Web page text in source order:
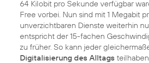
64 Kilobit pro Sekunde verfügbar
Free vorbei. Nun sind mit 1 Megabit
unverzichtbaren Dienste weiterhin
entspricht der 15-fachen
zu früher. So kann jeder
Digitalisierung des Alltags teilhaben.